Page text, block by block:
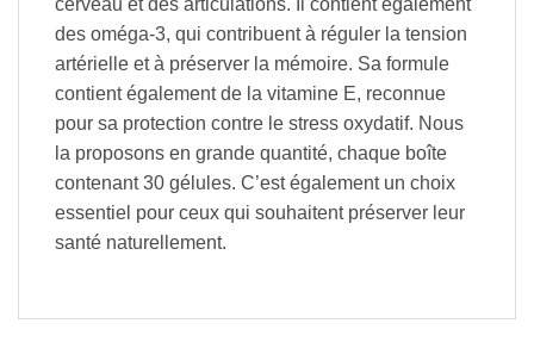
cerveau et des articulations. Il contient également
des oméga-3, qui contribuent à réguler la tension
artérielle et à préserver la mémoire. Sa formule
contient également de la vitamine E, reconnue
pour sa protection contre le stress oxydatif. Nous
la proposons en grande quantité, chaque boîte
contenant 30 gélules. C’est également un choix
essentiel pour ceux qui souhaitent préserver leur
santé naturellement.